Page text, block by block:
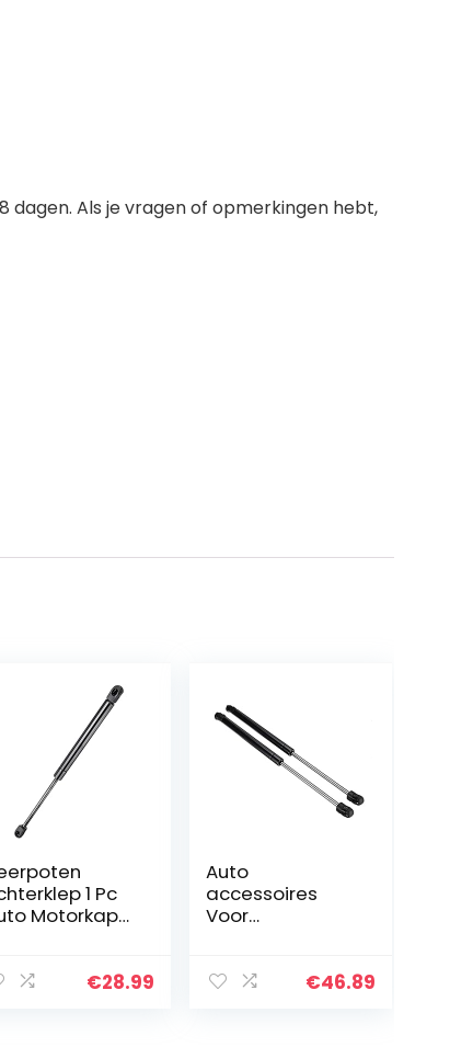
dagen. Als je vragen of opmerkingen hebt,
1 Pc
Motorkap
2005
€28.99
Auto
accessoires
Voor
R 2008-2017 2
€46.89